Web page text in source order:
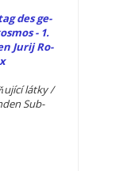
des ge­
- 1.
Jurij Ro­
látky /
Sub­